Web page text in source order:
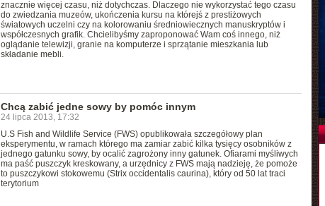
znacznie więcej czasu, niż dotychczas. Dlaczego nie wykorzystać tego czasu
do zwiedzania muzeów, ukończenia kursu na którejś z prestiżowych
światowych uczelni czy na kolorowaniu średniowiecznych manuskryptów i
współczesnych grafik. Chcielibyśmy zaproponować Wam coś innego, niż
oglądanie telewizji, granie na komputerze i sprzątanie mieszkania lub
składanie mebli.
Chcą zabić jedne sowy by pomóc innym
24 lipca 2013, 17:32
U.S Fish and Wildlife Service (FWS) opublikowała szczegółowy plan
eksperymentu, w ramach którego ma zamiar zabić kilka tysięcy osobników z
jednego gatunku sowy, by ocalić zagrożony inny gatunek. Ofiarami myśliwych
ma paść puszczyk kreskowany, a urzędnicy z FWS mają nadzieję, że pomoże
to puszczykowi stokowemu (Strix occidentalis caurina), który od 50 lat traci
terytorium